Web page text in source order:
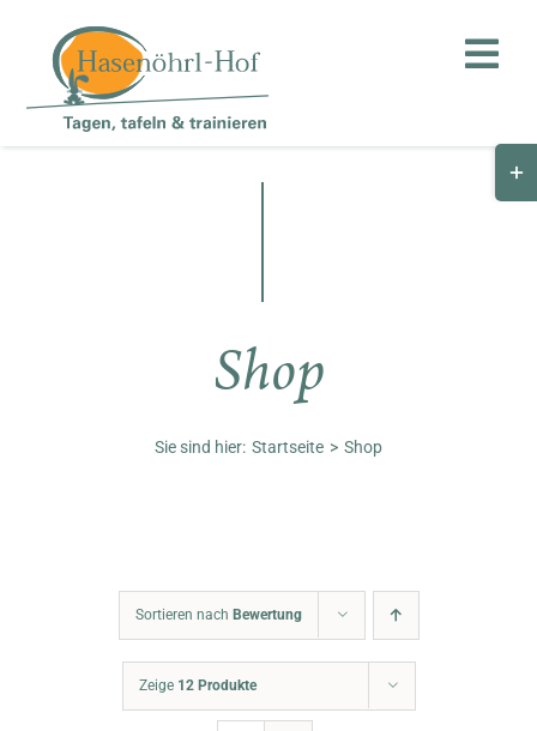
springen
Unternehmen
Shop
Sie sind hier: Startseite Shop
Sortieren nach Bewertung
Zeige 12 Produkte